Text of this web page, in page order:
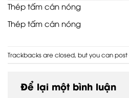
Thép tấm cán nóng
Thép tấm cán nóng
Trackbacks are closed, but you can
Để lại một bình luận